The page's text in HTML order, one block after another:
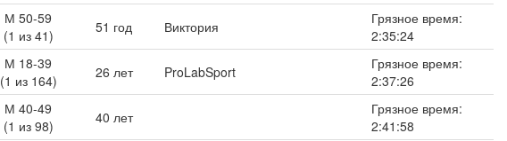
М 50-59
(1 из 41)
51 год Виктория
Грязное время:
2:35:24
М 18-39
(1 из 164)
26 лет ProLabSport
Грязное время:
2:37:26
М 40-49
(1 из 98)
40 лет
Грязное время:
2:41:58